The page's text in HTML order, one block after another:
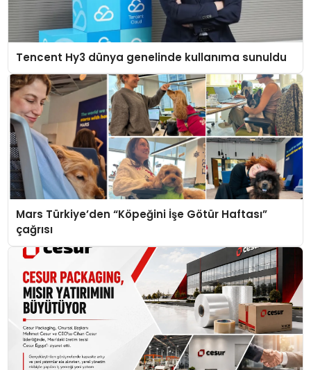
Tencent Hy3 dünya genelinde kullanıma sunuldu
Mars Türkiye’den “Köpeğini İşe Götür Haftası”
çağrısı